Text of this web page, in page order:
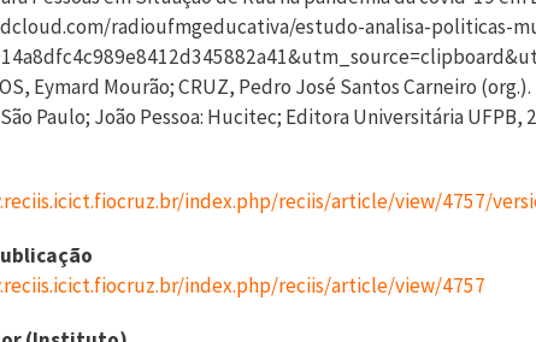
index.php/reciis/article/view/4757/
index.php/reciis/article/view/4757